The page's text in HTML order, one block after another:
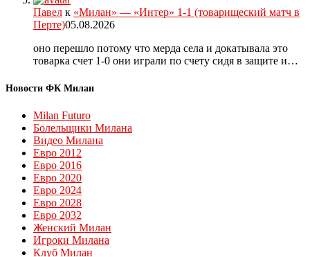
Павел к «Милан» — «Интер» 1-1 (товарищеский матч в
Перте)05.08.2026
оно перешло потому что мерда села и докатывала это
товарка счет 1-0 они играли по счету сидя в защите и…
Новости ФК Милан
Milan Futuro
Болельщики Милана
Видео Милана
Евро 2012
Евро 2016
Евро 2020
Евро 2024
Евро 2028
Евро 2032
Женский Милан
Игроки Милана
Клуб Милан